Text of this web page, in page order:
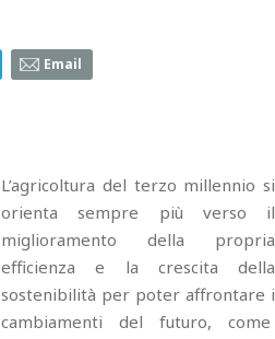
Email
L’agricoltura del terzo millennio si
orienta sempre più verso il
miglioramento della propria
efficienza e la crescita della
sostenibilità per poter affrontare i
cambiamenti del futuro, come